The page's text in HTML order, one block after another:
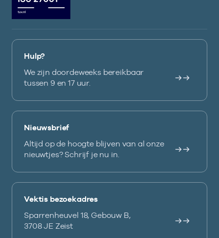
Hulp?
We zijn doordeweeks bereikbaar
tussen 9 en 17 uur.
Nieuwsbrief
Altijd op de hoogte blijven van al onze
nieuwtjes? Schrijf je nu in.
Vektis bezoekadres
Sparrenheuvel 18, Gebouw B,
3708 JE Zeist